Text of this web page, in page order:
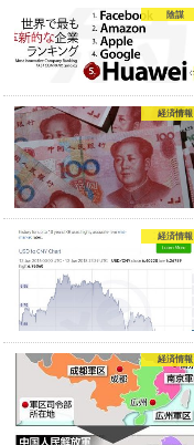
陰謀
経済情報
経済情報
経済情報